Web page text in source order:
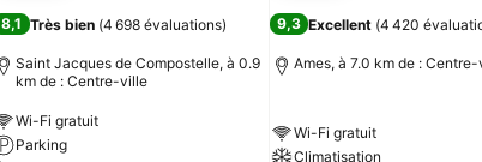
8,1 Très bien (4 698 évaluations)
Saint Jacques de Compostelle, à 0.9
km de : Centre-ville
Wi-Fi gratuit
Parking
9,3 Excellent (4 420
Ames, à 7.0 km de :
Wi-Fi gratuit
Climatisation